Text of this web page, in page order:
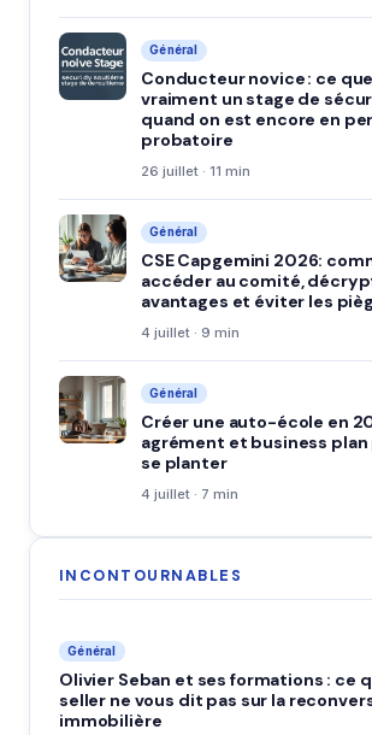
Général
Conducteur novice : ce
vraiment un stage de
quand on est encore en
probatoire
26 juillet · 11 min
Général
CSE Capgemini 2026:
accéder au comité,
avantages et éviter les
4 juillet · 9 min
Général
Créer une auto-école en
agrément et business plan
se planter
4 juillet · 7 min
INCONTOURNABLES
Général
Olivier Seban et ses formations : ce
seller ne vous dit pas sur la
immobilière